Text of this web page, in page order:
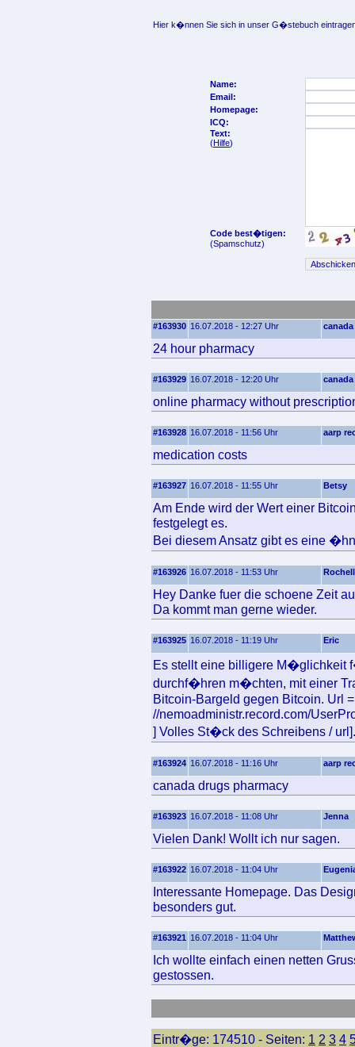
Hier k�nnen Sie sich in unser G�stebuch
Name:
Email:
Homepage:
ICQ:
Text:
(Hilfe)
Code best�tigen:
(Spamschutz)
#163930 16.07.2018 - 12:27 Uhr
24 hour pharmacy
#163929 16.07.2018 - 12:20 Uhr
online pharmacy without
#163928 16.07.2018 - 11:56 Uhr aarp
medication costs
#163927 16.07.2018 - 11:55 Uhr Betsy
Am Ende wird der Wert einer
festgelegt es.
Bei diesem Ansatz gibt es eine
#163926 16.07.2018 - 11:53 Uhr Rochell
Hey Danke fuer die schoene Zeit
Da kommt man gerne wieder.
#163925 16.07.2018 - 11:19 Uhr Eric
Es stellt eine billigere M�glichkeit
durchf�hren m�chten, mit einer
Bitcoin-Bargeld gegen Bitcoin. Url
//nemoadministr.record.com/
] Volles St�ck des Schreibens / url].
#163924 16.07.2018 - 11:16 Uhr aarp
canada drugs pharmacy
#163923 16.07.2018 - 11:08 Uhr Jenna
Vielen Dank! Wollt ich nur sagen.
#163922 16.07.2018 - 11:04 Uhr
Interessante Homepage. Das
besonders gut.
#163921 16.07.2018 - 11:04 Uhr
Ich wollte einfach einen netten
gestossen.
Eintr�ge: 174510 - Seiten: 1 2 3 4